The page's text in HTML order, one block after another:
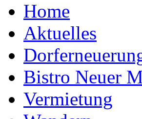
Home
Aktuelles
Bistro Neuer
Vermietung